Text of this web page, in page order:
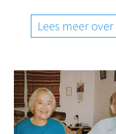
Lees meer